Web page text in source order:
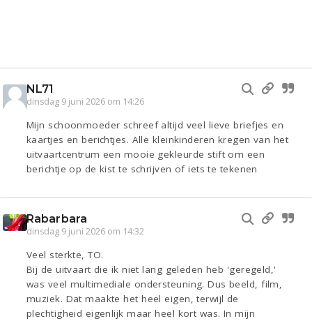
NL71
dinsdag 9 juni 2026 om 14:26
Mijn schoonmoeder schreef altijd veel lieve briefjes en
kaartjes en berichtjes. Alle kleinkinderen kregen van het
uitvaartcentrum een mooie gekleurde stift om een
berichtje op de kist te schrijven of iets te tekenen
Rabarbara
dinsdag 9 juni 2026 om 14:32
Veel sterkte, TO.
Bij de uitvaart die ik niet lang geleden heb 'geregeld,'
was veel multimediale ondersteuning. Dus beeld, film,
muziek. Dat maakte het heel eigen, terwijl de
plechtigheid eigenlijk maar heel kort was. In mijn